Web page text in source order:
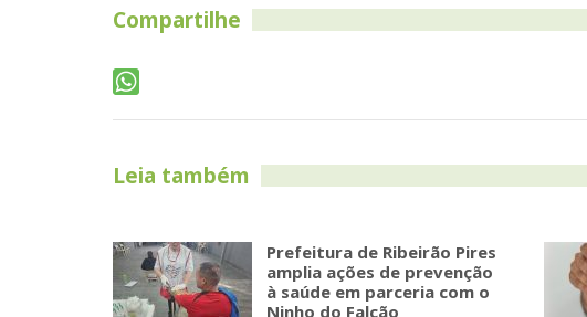
Compartilhe
Leia também
Prefeitura de Ribeirão Pires
amplia ações de prevenção
à saúde em parceria com o
Ninho do Falcão